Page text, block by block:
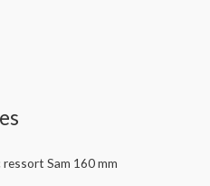
Sam 160 mm